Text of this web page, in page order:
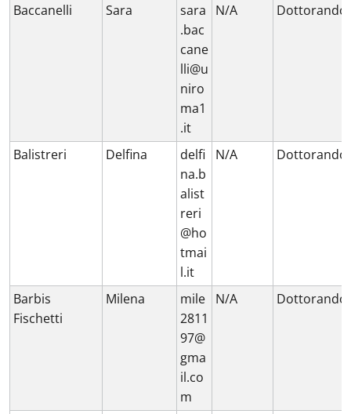
Baccanelli Sara
sara
.bac
cane
lli@u
niro
ma1
.it
N/A Dottorando
Balistreri Delfina
delfi
na.b
alist
reri
@ho
tmai
l.it
N/A Dottorando
Barbis
Fischetti
Milena
mile
2811
97@
gma
il.co
m
N/A Dottorando